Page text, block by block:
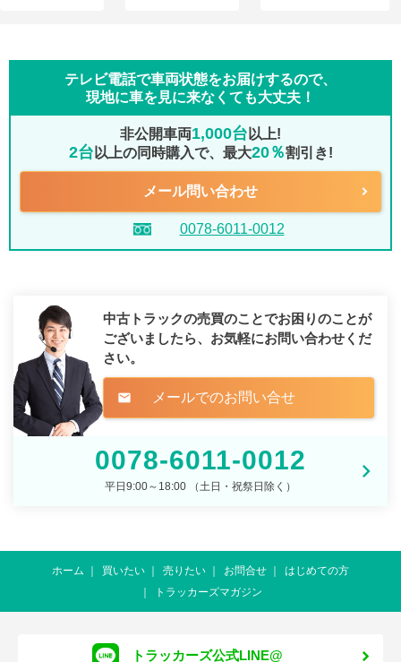
テレビ電話で車両状態をお届けするので、
現地に車を見に来なくても大丈夫！
非公開車両1,000台 以上!
2台 以上の同時購入で、最大20％割引き!
メール問い合わせ
0078-6011-0012
中古トラックの売買のことでお困りのことが
ございましたら、 お気軽にお問い合わせくだ
さい。
mail メールでのお問い合せ
0078-6011-0012
平日9:00～18:00 （土日・祝祭日除く）
ホーム 買いたい 売りたい お問合せ
はじめての方
トラッカーズマガジン
トラッカーズ公式LINE@